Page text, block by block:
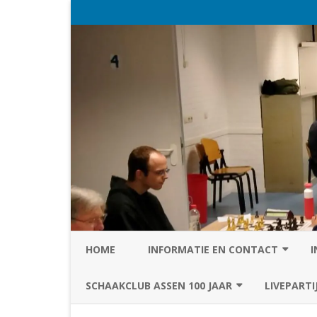
HOME INFORMATIE EN CONTACT
PRIVACY STATEMENT VAN SC
SCHAAKCLUB ASSEN 100 JAAR